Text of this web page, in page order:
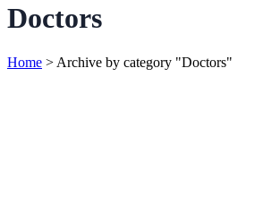
Doctors
Home > Archive by category "Doctors"